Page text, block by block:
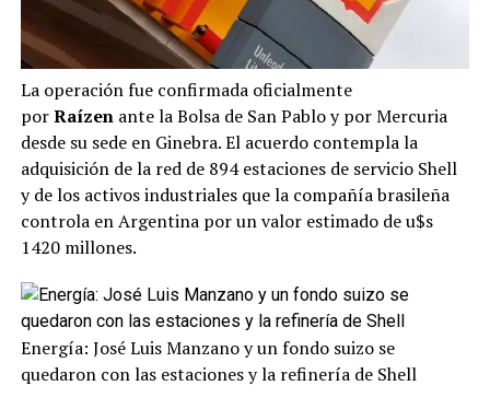
La operación fue confirmada oficialmente
porRaízenante la Bolsa de San Pablo y por Mercuria
desde su sede en Ginebra. El acuerdo contempla la
adquisición de la red de 894 estaciones de servicio Shell
y de los activos industriales que la compañía brasileña
controla en Argentina por un valor estimado de u$s
1420 millones.
Energía: José Luis Manzano y un fondo suizo se
quedaron con las estaciones y la refinería de Shell